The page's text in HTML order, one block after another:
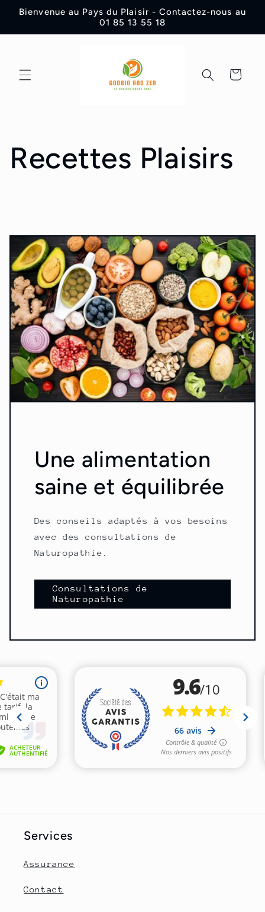
passer
contenu
Bienvenue au Pays du Plaisir - Contactez-nous au
01 85 13 55 18
Panier
Recettes Plaisirs
Une alimentation
saine et équilibrée
Des conseils adaptés à vos besoins
avec des consultations de
Naturopathie.
Consultations de
Naturopathie
Services
Assurance
Contact